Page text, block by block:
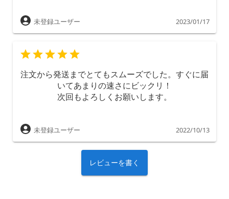
未登録ユーザー 2023/01/17
注文から発送までとてもスムーズでした。すぐに届
いてあまりの速さにビックリ！
次回もよろしくお願いします。
未登録ユーザー 2022/10/13
レビューを書く